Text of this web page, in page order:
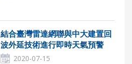
結合臺灣雷達網聯與中大建置回
波外延技術進行即時天氣預警
2020-07-15